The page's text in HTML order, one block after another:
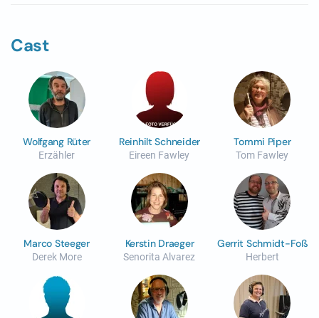
Cast
Wolfgang Rüter
Erzähler
Reinhilt Schneider
Eireen Fawley
Tommi Piper
Tom Fawley
Marco Steeger
Derek More
Kerstin Draeger
Senorita Alvarez
Gerrit Schmidt-Foß
Herbert